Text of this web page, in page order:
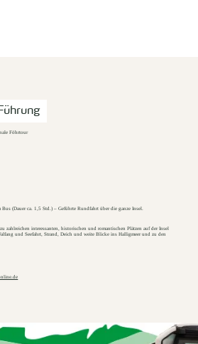
Führung
Föhrtour
Bus (Dauer ca. 1,5 Std.) – Geführte Rundfahrt über die ganze Insel.
zahlreichen interessanten, historischen und romantischen Plätzen auf der Insel
und Seefahrt, Strand, Deich und weite Blicke ins Halligmeer und zu den